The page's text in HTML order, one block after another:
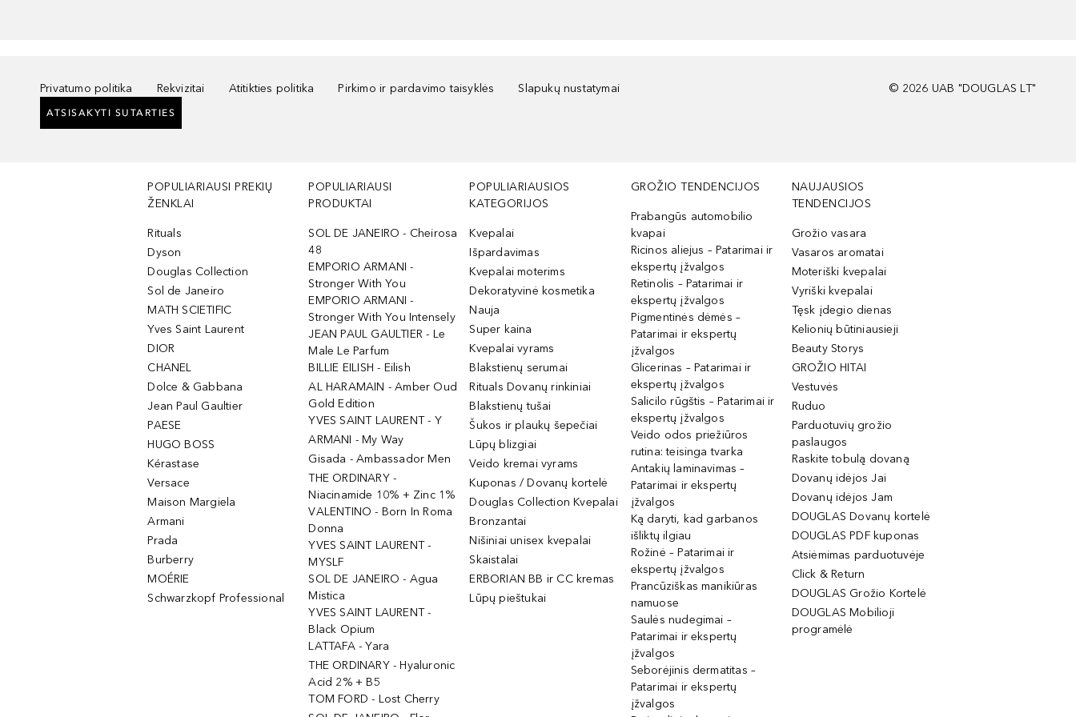
Privatumo politika Rekvizitai Atitikties politika Pirkimo ir pardavimo taisyklės Slapukų nustatymai
ATSISAKYTI SUTARTIES
© 2026 UAB "DOUGLAS LT"
POPULIARIAUSI PREKIŲ
ŽENKLAI
Rituals
Dyson
Douglas Collection
Sol de Janeiro
MATH SCIETIFIC
Yves Saint Laurent
DIOR
CHANEL
Dolce & Gabbana
Jean Paul Gaultier
PAESE
HUGO BOSS
Kérastase
Versace
Maison Margiela
Armani
Prada
Burberry
MOÉRIE
Schwarzkopf Professional
POPULIARIAUSI
PRODUKTAI
SOL DE JANEIRO - Cheirosa
48
EMPORIO ARMANI -
Stronger With You
EMPORIO ARMANI -
Stronger With You Intensely
JEAN PAUL GAULTIER - Le
Male Le Parfum
BILLIE EILISH - Eilish
AL HARAMAIN - Amber Oud
Gold Edition
YVES SAINT LAURENT - Y
ARMANI - My Way
Gisada - Ambassador Men
THE ORDINARY -
Niacinamide 10% + Zinc 1%
VALENTINO - Born In Roma
Donna
YVES SAINT LAURENT -
MYSLF
SOL DE JANEIRO - Agua
Mistica
YVES SAINT LAURENT -
Black Opium
LATTAFA - Yara
THE ORDINARY - Hyaluronic
Acid 2% + B5
TOM FORD - Lost Cherry
POPULIARIAUSIOS
KATEGORIJOS
Kvepalai
Išpardavimas
Kvepalai moterims
Dekoratyvinė kosmetika
Nauja
Super kaina
Kvepalai vyrams
Blakstienų serumai
Rituals Dovanų rinkiniai
Blakstienų tušai
Šukos ir plaukų šepečiai
Lūpų blizgiai
Veido kremai vyrams
Kuponas / Dovanų kortelė
Douglas Collection Kvepalai
Bronzantai
Nišiniai unisex kvepalai
Skaistalai
ERBORIAN BB ir CC kremas
Lūpų pieštukai
GROŽIO TENDENCIJOS
Prabangūs automobilio
kvapai
Ricinos aliejus – Patarimai ir
ekspertų įžvalgos
Retinolis – Patarimai ir
ekspertų įžvalgos
Pigmentinės dėmės –
Patarimai ir ekspertų
įžvalgos
Glicerinas – Patarimai ir
ekspertų įžvalgos
Salicilo rūgštis – Patarimai ir
ekspertų įžvalgos
Veido odos priežiūros
rutina: teisinga tvarka
Antakių laminavimas –
Patarimai ir ekspertų
įžvalgos
Ką daryti, kad garbanos
išliktų ilgiau
Rožinė – Patarimai ir
ekspertų įžvalgos
Prancūziškas manikiūras
namuose
Saulės nudegimai –
Patarimai ir ekspertų
įžvalgos
Seborėjinis dermatitas –
Patarimai ir ekspertų
įžvalgos
NAUJAUSIOS
TENDENCIJOS
Grožio vasara
Vasaros aromatai
Moteriški kvepalai
Vyriški kvepalai
Tęsk įdegio dienas
Kelionių būtiniausieji
Beauty Storys
GROŽIO HITAI
Vestuvės
Ruduo
Parduotuvių grožio
paslaugos
Raskite tobulą dovaną
Dovanų idėjos Jai
Dovanų idėjos Jam
DOUGLAS Dovanų kortelė
DOUGLAS PDF kuponas
Atsiėmimas parduotuvėje
Click & Return
DOUGLAS Grožio Kortelė
DOUGLAS Mobilioji
programėlė